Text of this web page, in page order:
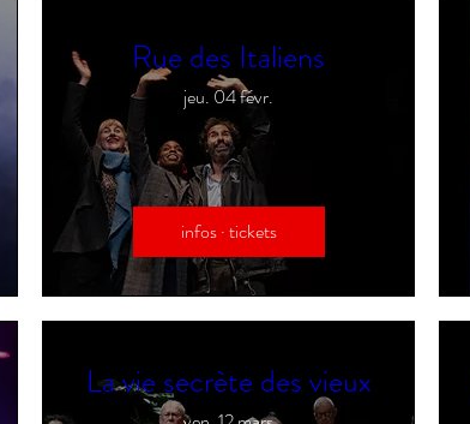
Rue des Italiens
jeu. 04 févr.
infos · tickets
La vie secrète des vieux